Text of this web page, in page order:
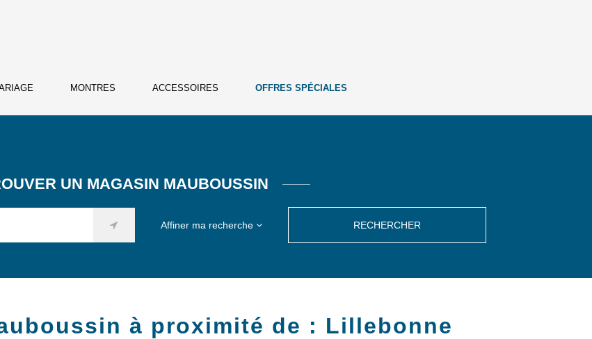
MONTRES ACCESSOIRES OFFRES SPÉCIALES
UN MAGASIN MAUBOUSSIN
Affiner ma recherche RECHERCHER
à proximité de : Lillebonne